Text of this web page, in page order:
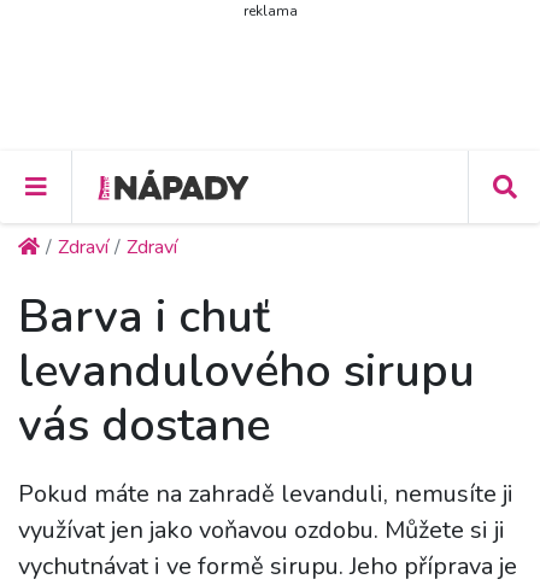
reklama
Zdraví Zdraví
Barva i chuť
levandulového sirupu
vás dostane
Pokud máte na zahradě levanduli, nemusíte ji
využívat jen jako voňavou ozdobu. Můžete si ji
vychutnávat i ve formě sirupu. Jeho příprava je